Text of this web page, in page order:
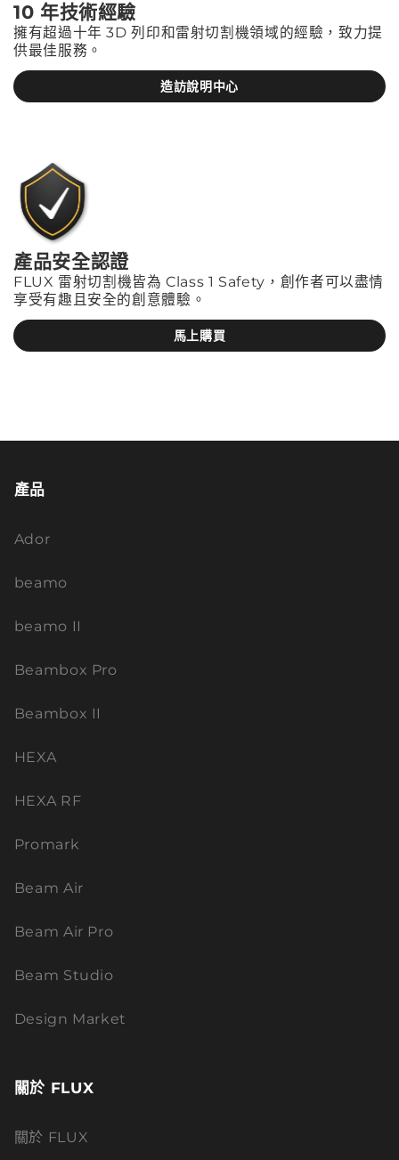
10 年技術經驗
擁有超過十年 3D 列印和雷射切割機領域的經驗，致力提
供最佳服務。
造訪說明中心
產品安全認證
FLUX 雷射切割機皆為 Class 1 Safety，創作者可以盡情
享受有趣且安全的創意體驗。
馬上購買
產品
Ador
beamo
beamo II
Beambox Pro
Beambox II
HEXA
HEXA RF
Promark
Beam Air
Beam Air Pro
Beam Studio
Design Market
關於 FLUX
關於 FLUX